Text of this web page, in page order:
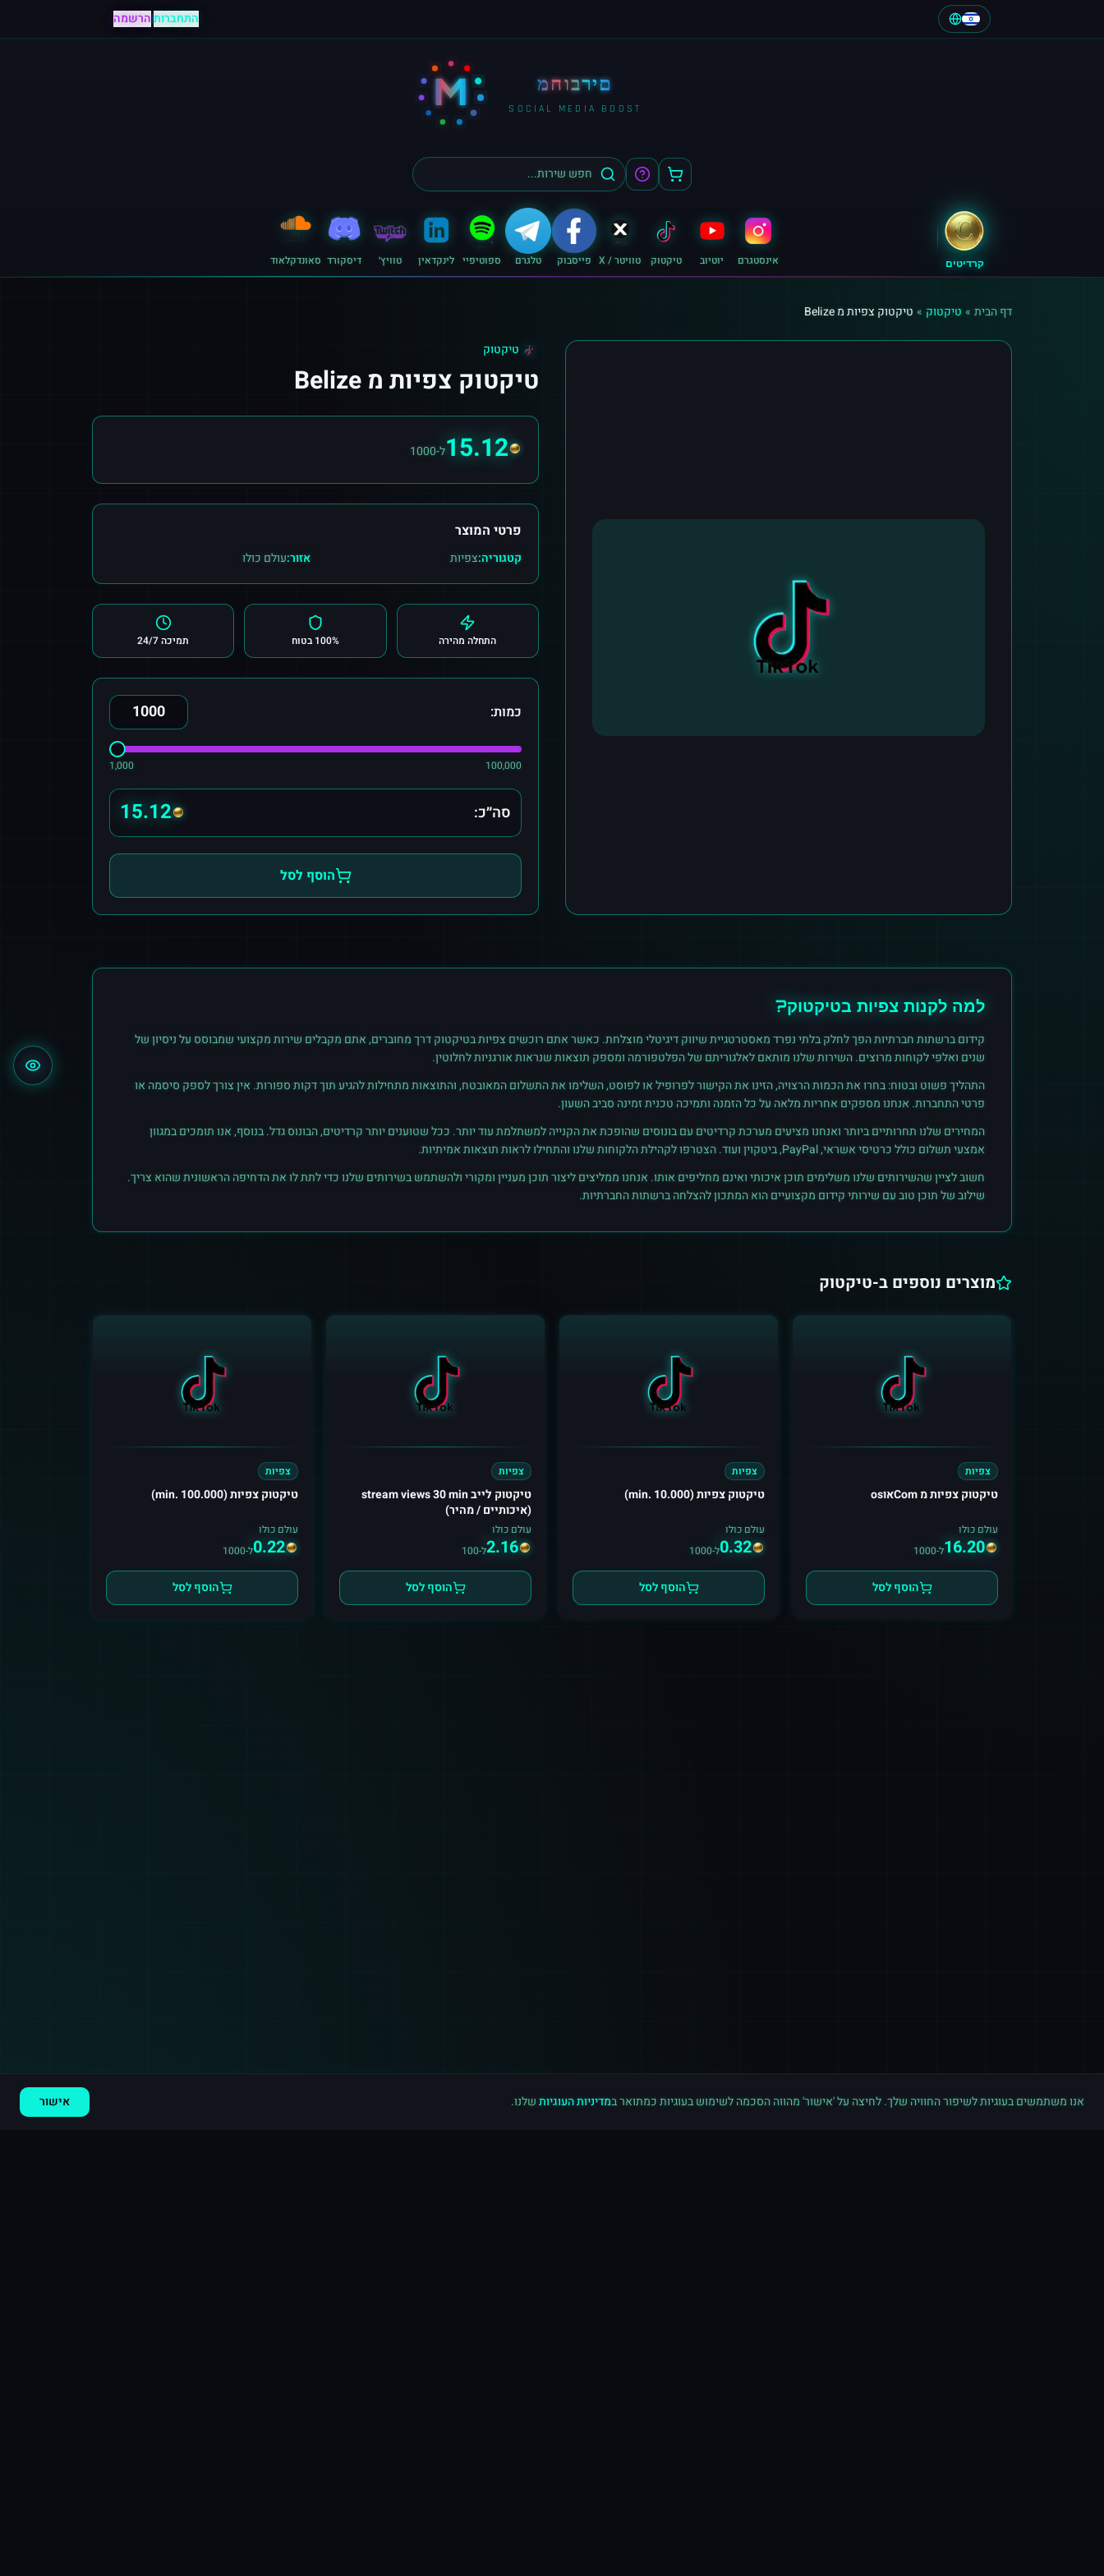
התחברות|הרשמה
M מחוברים
SOCIAL MEDIA BOOST
קרדיטים אינסטגרם יוטיוב טיקטוק טוויטר / X פייסבוק טלגרם ספוטיפיי לינקדאין טוויץ׳ דיסקורד סאונדקלאוד
דף הבית » טיקטוק » טיקטוק צפיות מ Belize
טיקטוק
טיקטוק צפיות מ Belize
15.12ל-1000
פרטי המוצר
קטגוריה:צפיות אזור:עולם כולו
התחלה מהירה 100% בטוח תמיכה 24/7
כמות:
1,000 100,000
סה״כ: 15.12
הוסף לסל
למה לקנות צפיות בטיקטוק?
קידום ברשתות חברתיות הפך לחלק בלתי נפרד מאסטרטגיית שיווק דיגיטלי מוצלחת. כאשר אתם רוכשים צפיותבטיקטוקדרך מחוברים, אתם מקבלים שירות מקצועי שמבוסס על ניסיון של
שנים ואלפי לקוחות מרוצים. השירות שלנו מותאם לאלגוריתם של הפלטפורמה ומספק תוצאות שנראות אורגניות לחלוטין.
התהליך פשוט ובטוח: בחרו את הכמות הרצויה, הזינו את הקישור לפרופיל או לפוסט, השלימו את התשלום המאובטח, והתוצאות מתחילות להגיע תוך דקות ספורות. אין צורך לספק סיסמה או
פרטי התחברות. אנחנו מספקים אחריות מלאה על כל הזמנה ותמיכה טכנית זמינה סביב השעון.
המחירים שלנו תחרותיים ביותר ואנחנו מציעים מערכת קרדיטים עם בונוסים שהופכת את הקנייה למשתלמת עוד יותר. ככל שטוענים יותר קרדיטים, הבונוס גדל. בנוסף, אנו תומכים במגוון
אמצעי תשלום כולל כרטיסי אשראי, PayPal, ביטקוין ועוד. הצטרפו לקהילת הלקוחות שלנו והתחילו לראות תוצאות אמיתיות.
חשוב לציין שהשירותים שלנו משלימים תוכן איכותי ואינם מחליפים אותו. אנחנו ממליצים ליצור תוכן מעניין ומקורי ולהשתמש בשירותים שלנו כדי לתת לו את הדחיפה הראשונית שהוא צריך.
שילוב של תוכן טוב עם שירותי קידום מקצועיים הוא המתכון להצלחה ברשתות החברתיות.
מוצרים נוספים ב-טיקטוק
צפיות
טיקטוק צפיות מ Comאוos
עולם כולו
16.20ל-1000
הוסף לסל
צפיות
טיקטוק צפיות (min. 10.000)
עולם כולו
0.32ל-1000
הוסף לסל
צפיות
טיקטוק לייב stream views 30 min
(איכותיים / מהיר)
עולם כולו
2.16ל-100
הוסף לסל
צפיות
טיקטוק צפיות (min. 100.000)
עולם כולו
0.22ל-1000
הוסף לסל
ארה"ב
אנו משתמשים בעוגיות לשיפור החוויה שלך. לחיצה על 'אישור' מהווה הסכמה לשימוש בעוגיות כמתואר במדיניות העוגיותשלנו. אישור